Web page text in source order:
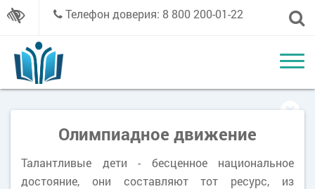
Телефон доверия: 8 800 200-01-22
Олимпиадное движение
Талантливые дети - бесценное национальное
достояние, они составляют тот ресурс, из